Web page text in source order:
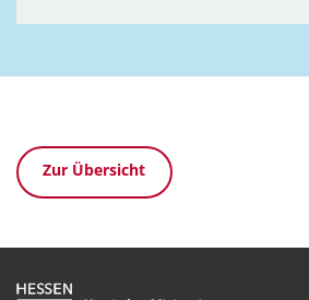
Zur Übersicht